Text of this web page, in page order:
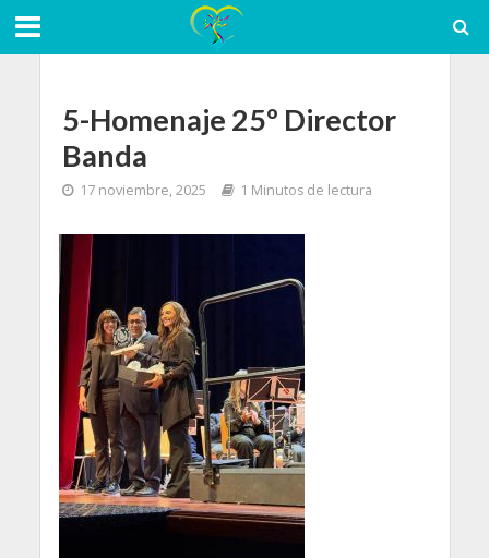
5-Homenaje 25º Director
Banda
17 noviembre, 2025 1 Minutos de lectura